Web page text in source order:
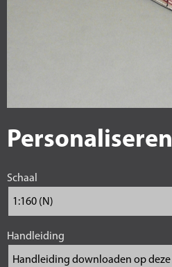
Personaliseren
Schaal
Handleiding